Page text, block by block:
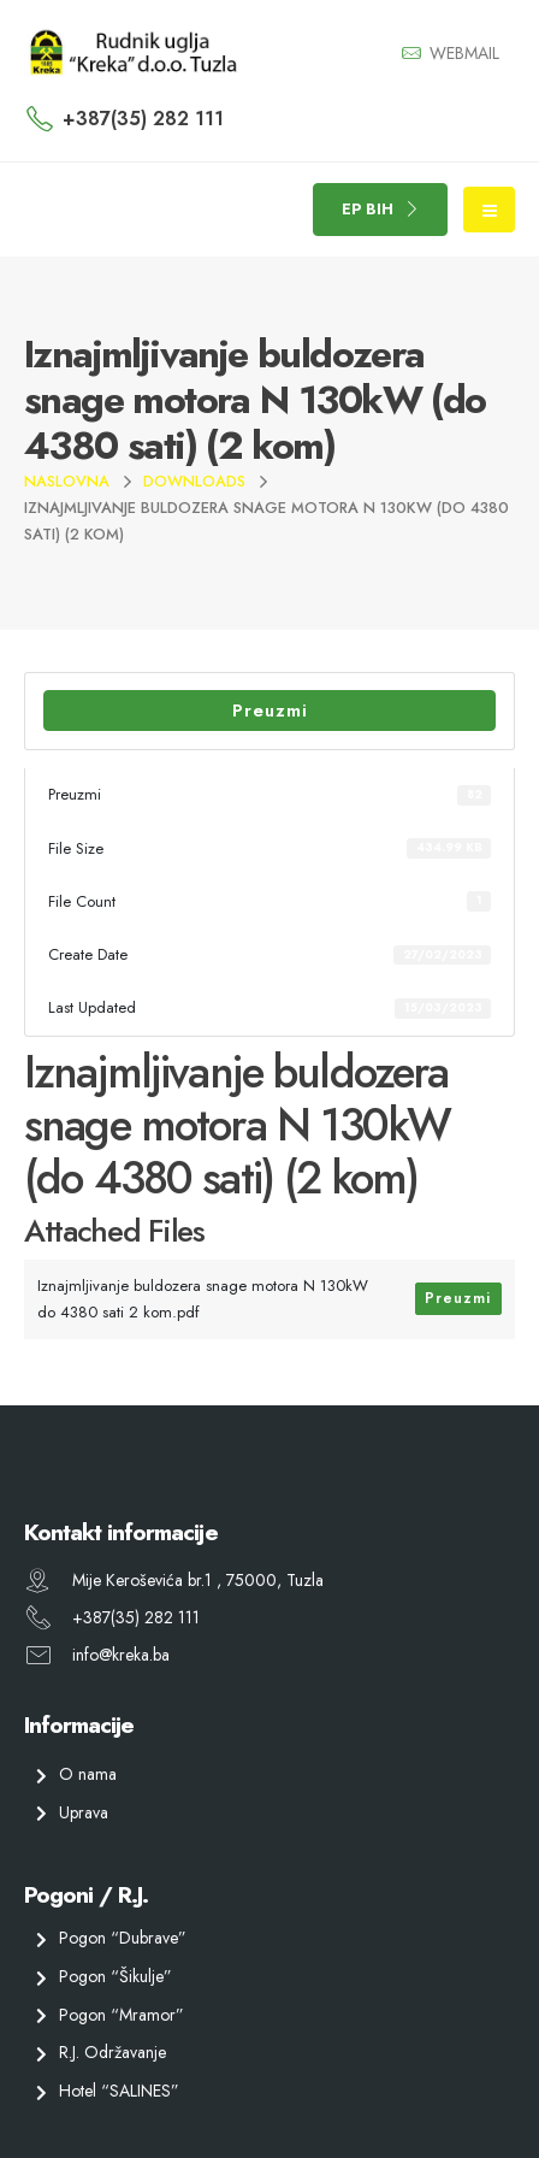
WEBMAIL
+387(35) 282 111
EP BIH
Iznajmljivanje buldozera
snage motora N 130kW (do
4380 sati) (2 kom)
NASLOVNA
DOWNLOADS
IZNAJMLJIVANJE BULDOZERA SNAGE MOTORA N 130KW (DO 4380
SATI) (2 KOM)
Preuzmi
Preuzmi
File Size
File Count
Create Date
Last Updated
Iznajmljivanje buldozera
snage motora N 130kW
(do 4380 sati) (2 kom)
Attached Files
Iznajmljivanje buldozera snage motora N 130kW
do 4380 sati 2 kom.pdf
Preuzmi
Kontakt informacije
Mije Keroševića br.1 , 75000, Tuzla
+387(35) 282 111
info@kreka.ba
Informacije
O nama
Uprava
Pogoni / R.J.
Pogon “Dubrave”
Pogon “Šikulje”
Pogon “Mramor”
R.J. Održavanje
Hotel “SALINES”